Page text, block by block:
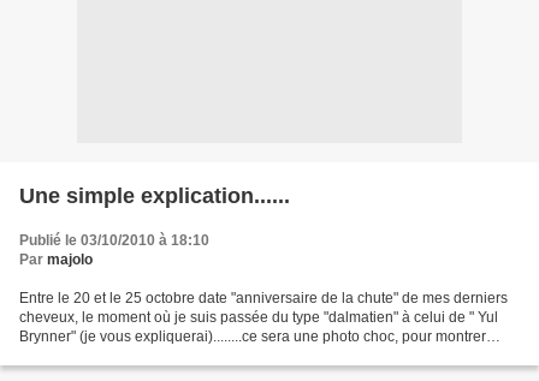
Une simple explication......
Publié le 03/10/2010 à 18:10
Par majolo
Entre le 20 et le 25 octobre date "anniversaire de la chute" de mes derniers
cheveux, le moment où je suis passée du type "dalmatien" à celui de " Yul
Brynner" (je vous expliquerai)........ce sera une photo choc, pour montrer